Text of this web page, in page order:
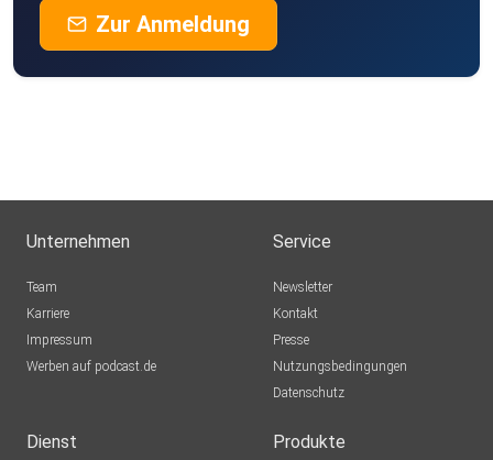
Zur Anmeldung
Unternehmen
Team
Karriere
Impressum
Werben auf podcast.de
Service
Newsletter
Kontakt
Presse
Nutzungsbedingungen
Datenschutz
Dienst Produkte